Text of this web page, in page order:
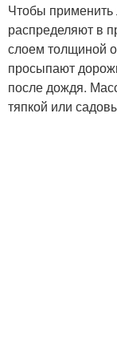
Чтобы применить
распределяют в
слоем толщиной
просыпают
после дождя.
тяпкой или